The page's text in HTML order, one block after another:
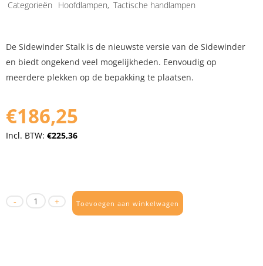
Categorieën
Hoofdlampen, Tactische handlampen
De Sidewinder Stalk is de nieuwste versie van de Sidewinder
en biedt ongekend veel mogelijkheden. Eenvoudig op
meerdere plekken op de bepakking te plaatsen.
€186,25
Incl. BTW: €225,36
Toevoegen aan winkelwagen